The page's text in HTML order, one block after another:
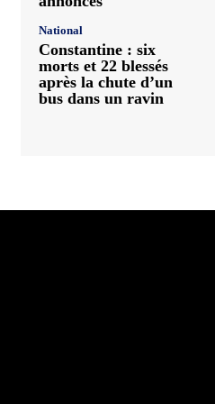
National
Constantine : six
morts et 22 blessés
après la chute d’un
bus dans un ravin